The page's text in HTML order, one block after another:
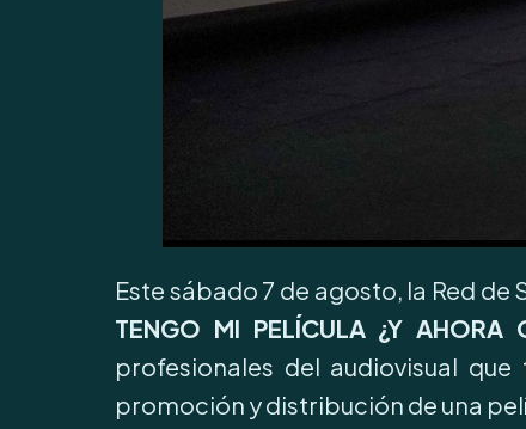
Este sábado 7 de agosto, la Red
TENGO MI PELÍCULA ¿Y AHORA
profesionales del audiovisual
promoción y distribución de una